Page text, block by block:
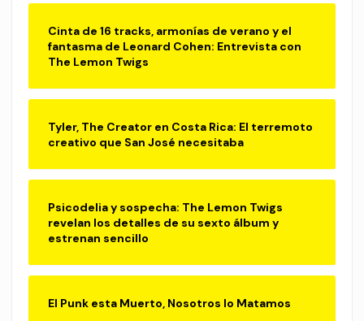
Cinta de 16 tracks, armonías de verano y el
fantasma de Leonard Cohen: Entrevista con
The Lemon Twigs
Tyler, The Creator en Costa Rica: El terremoto
creativo que San José necesitaba
Psicodelia y sospecha: The Lemon Twigs
revelan los detalles de su sexto álbum y
estrenan sencillo
El Punk esta Muerto, Nosotros lo Matamos